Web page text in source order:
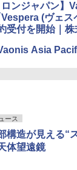
ロンジャパン】
(ヴェス
受付を開始｜
Asia
ース
構造が見える“
体望遠鏡